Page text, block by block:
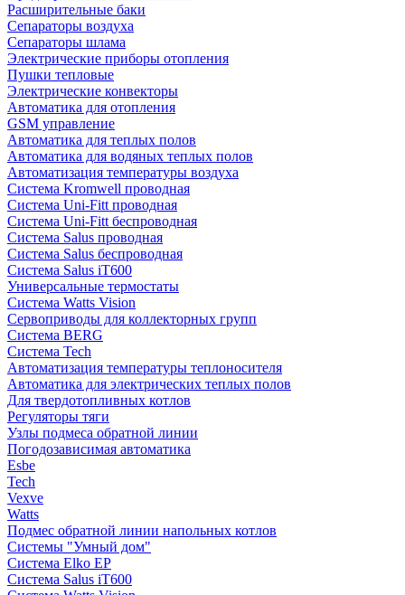
Расширительные баки
Сепараторы воздуха
Сепараторы шлама
Электрические приборы отопления
Пушки тепловые
Электрические конвекторы
Автоматика для отопления
GSM управление
Автоматика для теплых полов
Автоматика для водяных теплых полов
Автоматизация температуры воздуха
Система Kromwell проводная
Система Uni-Fitt проводная
Система Uni-Fitt беспроводная
Система Salus проводная
Система Salus беспроводная
Система Salus iT600
Универсальные термостаты
Система Watts Vision
Сервоприводы для коллекторных групп
Система BERG
Система Tech
Автоматизация температуры теплоносителя
Автоматика для электрических теплых полов
Для твердотопливных котлов
Регуляторы тяги
Узлы подмеса обратной линии
Погодозависимая автоматика
Esbe
Tech
Vexve
Watts
Подмес обратной линии напольных котлов
Системы "Умный дом"
Система Elko EP
Система Salus iT600